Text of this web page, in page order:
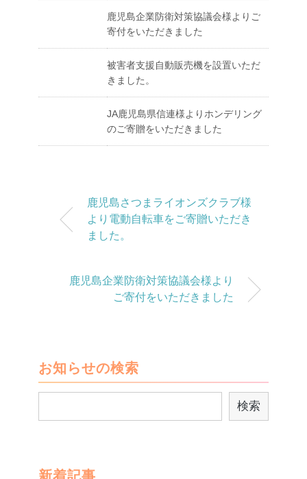
鹿児島企業防衛対策協議会様よりご
寄付をいただきました
被害者支援自動販売機を設置いただ
きました。
JA鹿児島県信連様よりホンデリング
のご寄贈をいただきました
鹿児島さつまライオンズクラブ様
より電動自転車をご寄贈いただき
ました。
鹿児島企業防衛対策協議会様より
ご寄付をいただきました
お知らせの検索
索
検索
新着記事